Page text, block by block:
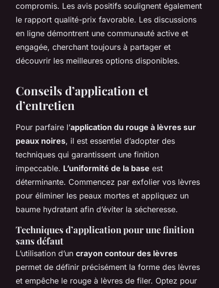
compromis. Les avis positifs soulignent également
le rapport qualité-prix favorable. Les discussions
en ligne démontrent une communauté active et
engagée, cherchant toujours à partager et
découvrir les meilleures options disponibles.
Conseils d’application et
d’entretien
Pour parfaire l’application du rouge à lèvres sur
peaux noires, il est essentiel d’adopter des
techniques qui garantissent une finition
impeccable. L’uniformité de la base est
déterminante. Commencez par exfolier vos lèvres
pour éliminer les peaux mortes et appliquez un
baume hydratant afin d’éviter la sécheresse.
Techniques d’application pour une finition
sans défaut
L’utilisation d’un crayon contour des lèvres
permet de définir précisément la forme des lèvres
et empêche le rouge à lèvres de filer. Optez pour